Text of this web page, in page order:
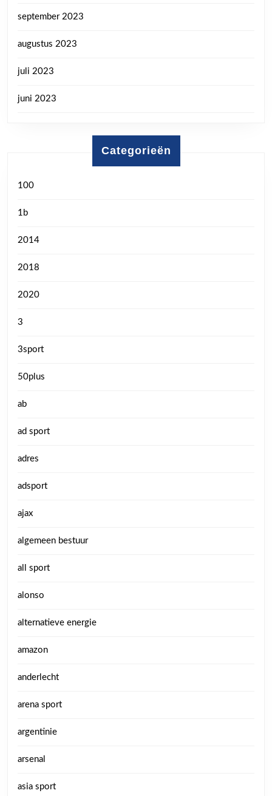
september 2023
augustus 2023
juli 2023
juni 2023
Categorieën
100
1b
2014
2018
2020
3
3sport
50plus
ab
ad sport
adres
adsport
ajax
algemeen bestuur
all sport
alonso
alternatieve energie
amazon
anderlecht
arena sport
argentinie
arsenal
asia sport